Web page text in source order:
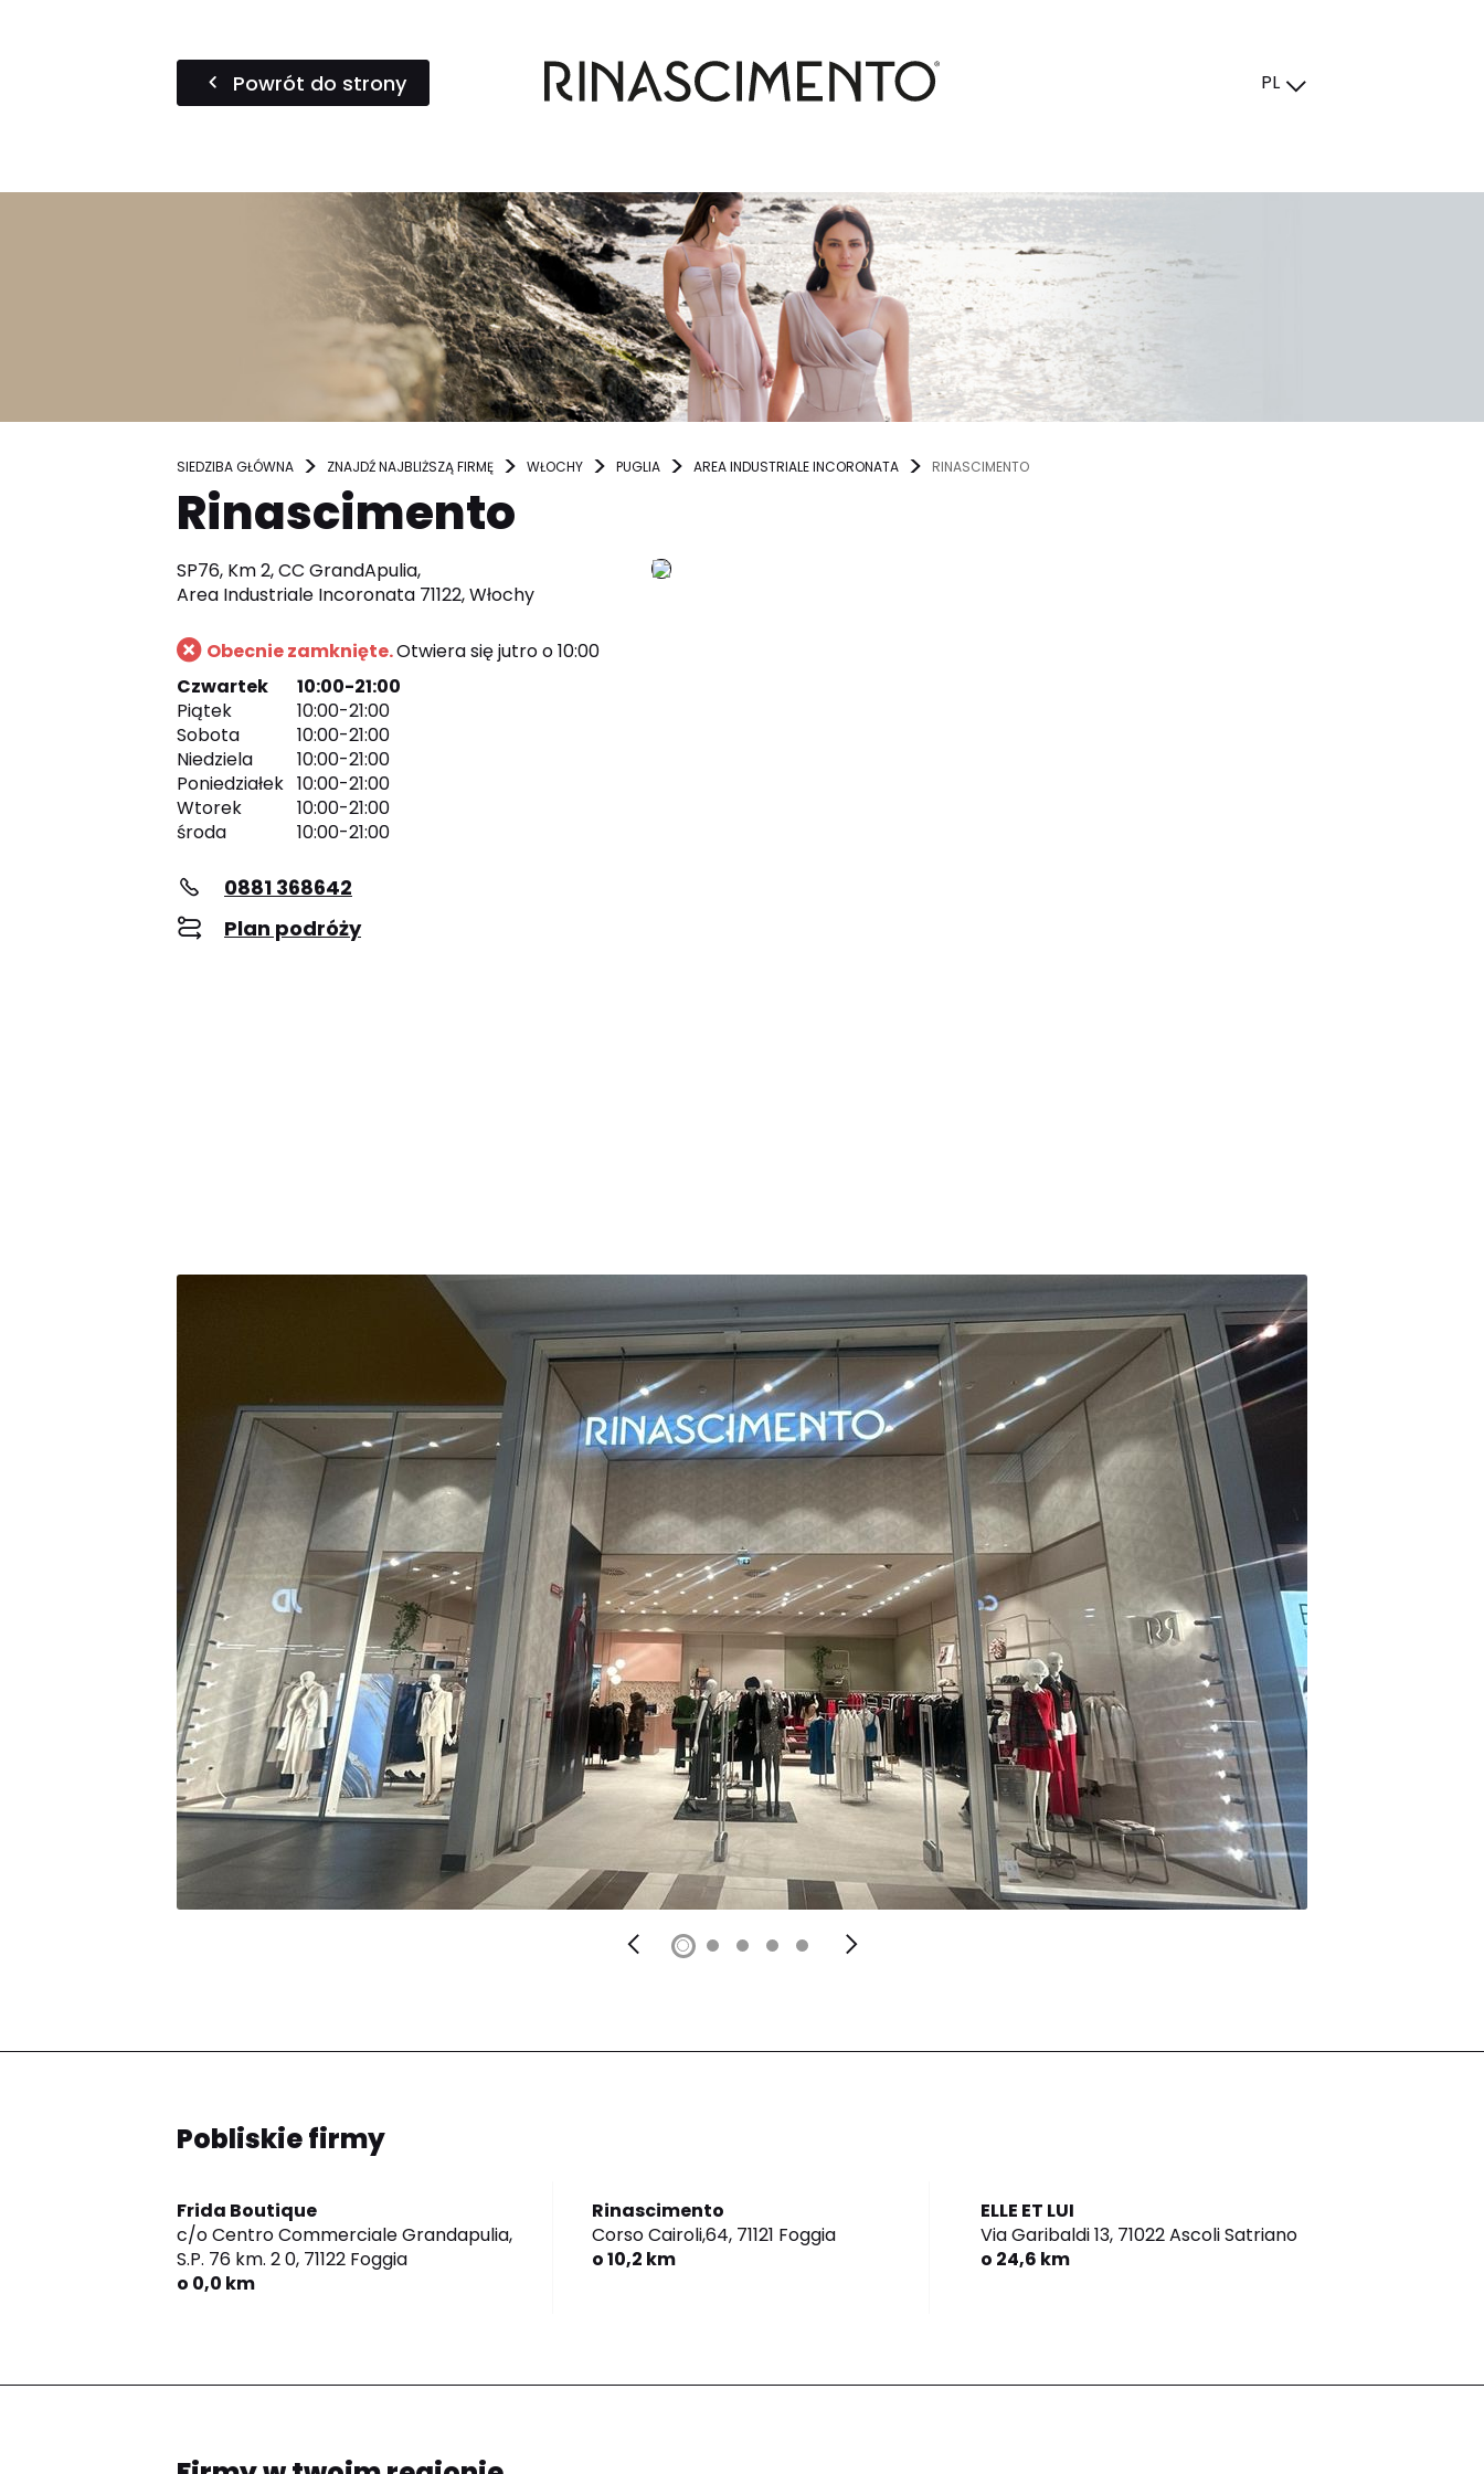
Powrót do strony PL
SIEDZIBA GŁÓWNA ZNAJDŹ NAJBLIŻSZĄ FIRMĘ WŁOCHY PUGLIA AREA INDUSTRIALE INCORONATA RINASCIMENTO
Rinascimento
SP76, Km 2, CC GrandApulia,
Area Industriale Incoronata 71122, Włochy
Obecnie zamknięte.Otwiera się jutro o 10:00
Czwartek
10:00-21:00
Piątek
10:00-21:00
Sobota
10:00-21:00
Niedziela
10:00-21:00
Poniedziałek 10:00-21:00
Wtorek
10:00-21:00
środa
10:00-21:00
0881 368642
Plan podróży
Pobliskie firmy
Frida Boutique
c/o Centro Commerciale Grandapulia,
S.P. 76 km. 2 0, 71122 Foggia
o 0,0 km
Rinascimento
Corso Cairoli,64, 71121 Foggia
o 10,2 km
ELLE ET LUI
Via Garibaldi 13, 71022 Ascoli Satriano
o 24,6 km